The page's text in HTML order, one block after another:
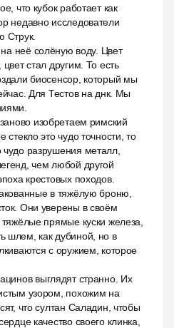
что кубок работает как
недавно исследователи
Струк.
на неё солёную воду. Цвет
стал другим. То есть
биосенсор, который мы
Для Тестов на днк. Мы
изобретаем римский
это чудо точности, то
разрушения металл,
чем любой другой
крестовых походов.
в тяжёлую броню,
Они уверены в своём
прямые куски железа,
шлем, как дубиной, но в
с оружием, которое
выглядят странно. Их
узором, похожим на
что султан Саладин, чтобы
качество своего клинка,